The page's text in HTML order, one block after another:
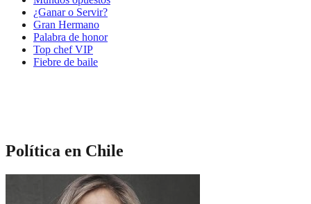
¿Ganar o Servir?
Gran Hermano
Palabra de honor
Top chef VIP
Fiebre de baile
Política en Chile